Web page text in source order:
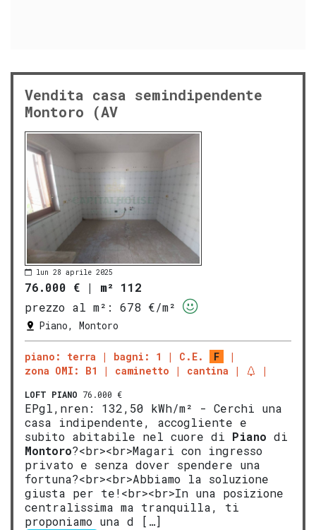
Vendita casa semindipendente
Montoro (AV
lun 28 aprile 2025
76.000 € | m² 112
prezzo al m²:
678 €/m²
Piano, Montoro
piano: terra bagni: 1 C.E.
F
zona OMI: B1
caminetto cantina
LOFT PIANO 76.000 €
EPgl,nren: 132,50 kWh/m² - Cerchi una
casa indipendente, accogliente e
subito abitabile nel cuore di Piano di
Montoro?<br><br>Magari con ingresso
privato e senza dover spendere una
fortuna?<br><br>Abbiamo la soluzione
giusta per te!<br><br>In una posizione
centralissima ma tranquilla, ti
proponiamo una d […]